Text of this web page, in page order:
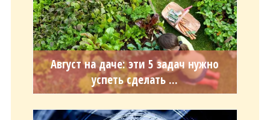
Август на даче: эти 5 задач нужно
успеть сделать ...